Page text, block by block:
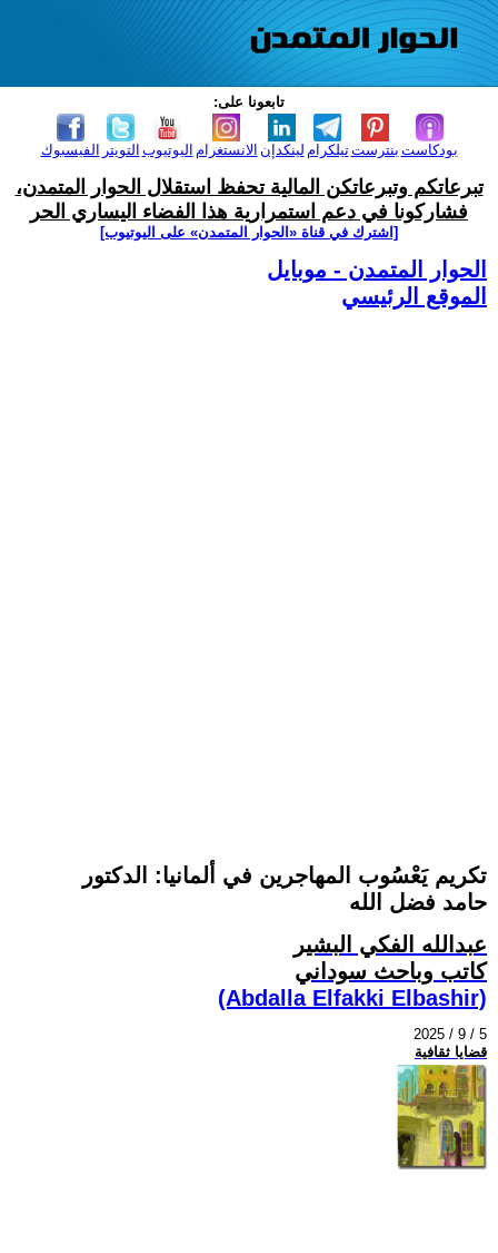
تابعونا على:
الفيسبوك التويتر اليوتيوب الانستغرام لينكدإن تيلكرامبنترست بودكاست
تبرعاتكم وتبرعاتكن المالية تحفظ استقلال الحوار المتمدن،
فشاركونا في دعم استمرارية هذا الفضاء اليساري الحر
[اشترك في قناة ‫«الحوار المتمدن» على اليوتيوب]
الحوار المتمدن - موبايل
الموقع الرئيسي
تكريم يَعْسُوب المهاجرين في ألمانيا: الدكتور
حامد فضل الله
عبدالله الفكي البشير
كاتب وباحث سوداني
(Abdalla Elfakki Elbashir)
2025 / 9 / 5
قضايا ثقافية